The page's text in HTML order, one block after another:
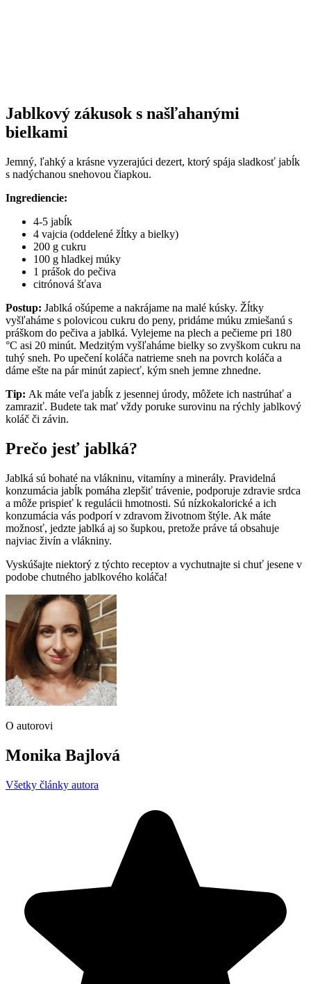
Jablkový zákusok s našľahanými
bielkami
Jemný, ľahký a krásne vyzerajúci dezert, ktorý spája sladkosť jabĺk
s nadýchanou snehovou čiapkou.
Ingrediencie:
4-5 jabĺk
4 vajcia (oddelené žĺtky a bielky)
200 g cukru
100 g hladkej múky
1 prášok do pečiva
citrónová šťava
Postup: Jablká ošúpeme a nakrájame na malé kúsky. Žĺtky
vyšľaháme s polovicou cukru do peny, pridáme múku zmiešanú s
práškom do pečiva a jablká. Vylejeme na plech a pečieme pri 180
°C asi 20 minút. Medzitým vyšľaháme bielky so zvyškom cukru na
tuhý sneh. Po upečení koláča natrieme sneh na povrch koláča a
dáme ešte na pár minút zapiecť, kým sneh jemne zhnedne.
Tip: Ak máte veľa jabĺk z jesennej úrody, môžete ich nastrúhať a
zamraziť. Budete tak mať vždy poruke surovinu na rýchly jablkový
koláč či závin.
Prečo jesť jablká?
Jablká sú bohaté na vlákninu, vitamíny a minerály. Pravidelná
konzumácia jabĺk pomáha zlepšiť trávenie, podporuje zdravie srdca
a môže prispieť k regulácii hmotnosti. Sú nízkokalorické a ich
konzumácia vás podporí v zdravom životnom štýle. Ak máte
možnosť, jedzte jablká aj so šupkou, pretože práve tá obsahuje
najviac živín a vlákniny.
Vyskúšajte niektorý z týchto receptov a vychutnajte si chuť jesene v
podobe chutného jablkového koláča!
O autorovi
Monika Bajlová
Všetky články autora